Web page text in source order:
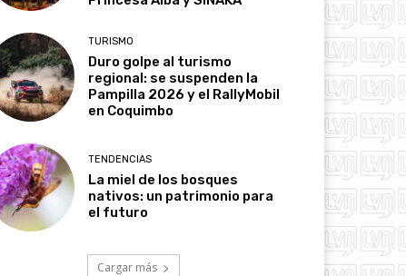
TURISMO
Duro golpe al turismo
regional: se suspenden la
Pampilla 2026 y el RallyMobil
en Coquimbo
TENDENCIAS
La miel de los bosques
nativos: un patrimonio para
el futuro
Cargar más